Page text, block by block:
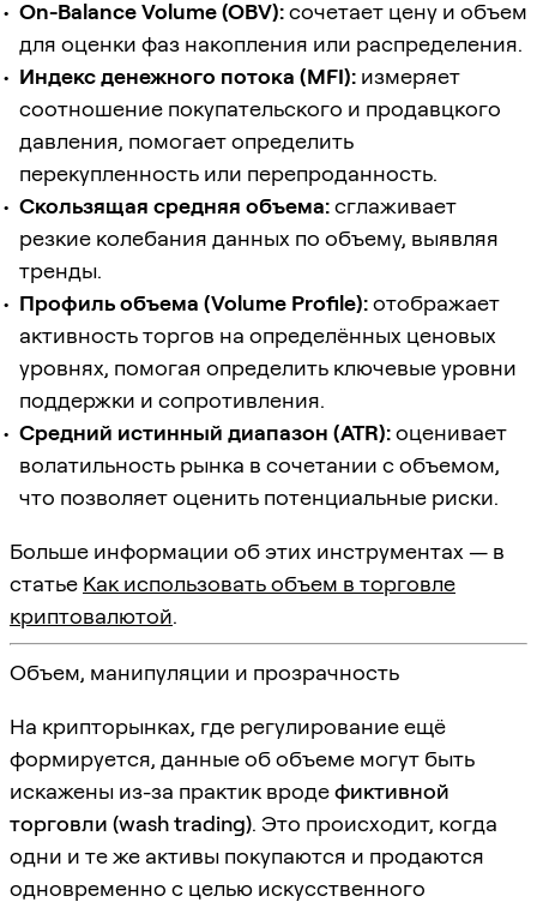
On-Balance Volume (OBV):сочетает цену и объем
для оценки фаз накопления или распределения.
Индекс денежного потока (MFI): измеряет
соотношение покупательского и продавцкого
давления, помогает определить
перекупленность или перепроданность.
Скользящая средняя объема:сглаживает
резкие колебания данных по объему, выявляя
тренды.
Профиль объема (Volume Profile):отображает
активность торгов на определённых ценовых
уровнях, помогая определить ключевые уровни
поддержки и сопротивления.
Средний истинный диапазон (ATR):оценивает
волатильность рынка в сочетании с объемом,
что позволяет оценить потенциальные риски.
Больше информации об этих инструментах — в
статье Как использовать объем в торговле
криптовалютой.
Объем, манипуляции и прозрачность
На крипторынках, где регулирование ещё
формируется, данные об объеме могут быть
искажены из-за практик вродефиктивной
торговли (wash trading). Это происходит, когда
одни и те же активы покупаются и продаются
одновременно с целью искусственного